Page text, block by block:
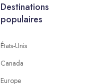
Destinations
populaires
États-Unis
Canada
Europe